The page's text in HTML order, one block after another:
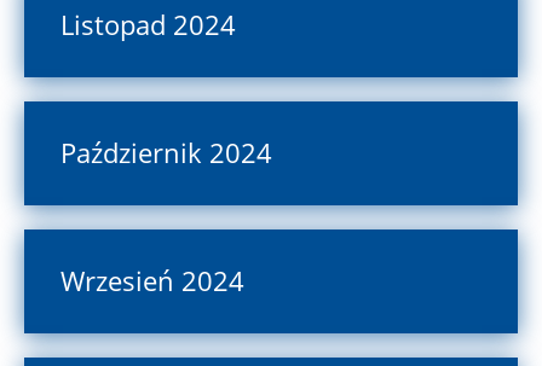
Listopad 2024
Październik 2024
Wrzesień 2024